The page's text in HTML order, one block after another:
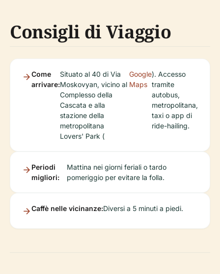
Consigli di Viaggio
Come
arrivare:
Situato al 40 di Via
Moskovyan, vicino al
Complesso della
Cascata e alla
stazione della
metropolitana
Lovers' Park (
Google
Maps
). Accesso
tramite
autobus,
metropolitana,
taxi o app di
ride-hailing.
Periodi
migliori:
Mattina nei giorni feriali o tardo
pomeriggio per evitare la folla.
Caffè nelle vicinanze:Diversi a 5 minuti a piedi.